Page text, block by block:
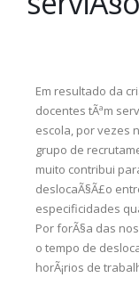
Em resultado da
docentes tÃªm
escola, por vezes
grupo de
muito contribui
deslocaÃ§Ã£o
especificidades
Por forÃ§a das
o tempo de
horÃ¡rios de